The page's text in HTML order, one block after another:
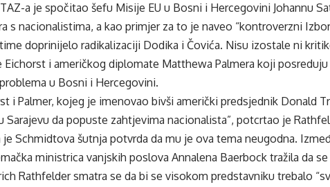
a je spočitao šefu Misije EU u Bosni i Hercegovini Johannu
s nacionalistima, a kao primjer za to je naveo “kontroverzni
doprinijelo radikalizaciji Dodika i Čovića. Nisu izostale ni
Eichorst i američkog diplomate Matthewa Palmera koji
u Bosni i Hercegovini.
i Palmer, kojeg je imenovao bivši američki predsjednik Donald
Sarajevu da popuste zahtjevima nacionalista”, potcrtao je
je Schmidtova šutnja potvrda da mu je ova tema neugodna.
ministrica vanjskih poslova Annalena Baerbock tražila da
Rathfelder smatra se da bi se visokom predstavniku trebalo